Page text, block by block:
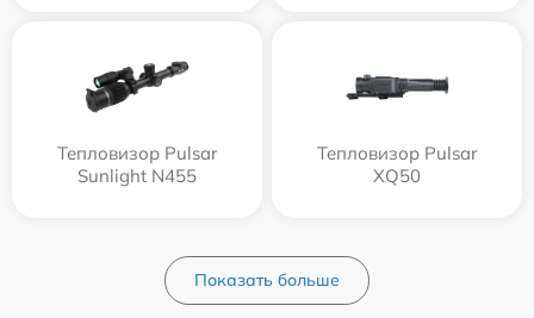
Тепловизор Pulsar
Sunlight N455
Тепловизор Pulsar
XQ50
Показать больше